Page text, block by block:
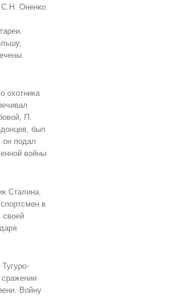
С.Н. Оненко.
охотника
П.
был
он подал
войны
Сталина.
в
своей
Войну